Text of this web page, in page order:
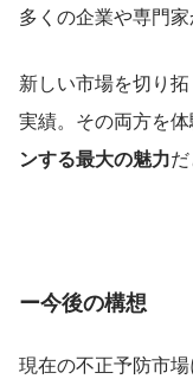
多くの企業や専門
新しい市場を切り
実績。その両方を体
ンする最大の魅力
ー今後の構想
現在の不正予防市